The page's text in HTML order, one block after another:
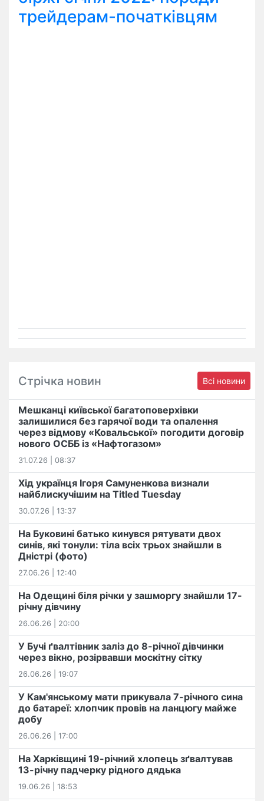
трейдерам-початківцям
Стрічка новин Всі новини
Мешканці київської багатоповерхівки
залишилися без гарячої води та опалення
через відмову «Ковальської» погодити договір
нового ОСББ із «Нафтогазом»
31.07.26 | 08:37
Хід українця Ігоря Самуненкова визнали
найблискучішим на Titled Tuesday
30.07.26 | 13:37
На Буковині батько кинувся рятувати двох
синів, які тонули: тіла всіх трьох знайшли в
Дністрі (фото)
27.06.26 | 12:40
На Одещині біля річки у зашморгу знайшли 17-
річну дівчину
26.06.26 | 20:00
У Бучі ґвалтівник заліз до 8-річної дівчинки
через вікно, розірвавши москітну сітку
26.06.26 | 19:07
У Кам'янському мати прикувала 7-річного сина
до батареї: хлопчик провів на ланцюгу майже
добу
26.06.26 | 17:00
На Харківщині 19-річний хлопець​ ️зґвалтував
13-річну падчерку рідного дядька
19.06.26 | 18:53